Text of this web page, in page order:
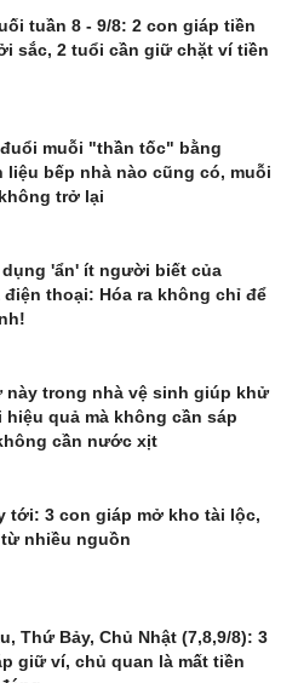
tuần 8 - 9/8: 2 con giáp tiền
sắc, 2 tuổi cần giữ chặt ví tiền
muỗi "thần tốc" bằng
liệu bếp nhà nào cũng có, muỗi
trở lại
'ẩn' ít người biết của
điện thoại: Hóa ra không chỉ để
này trong nhà vệ sinh giúp khử
hiệu quả mà không cần sáp
cần nước xịt
tới: 3 con giáp mở kho tài lộc,
nhiều nguồn
Thứ Bảy, Chủ Nhật (7,8,9/8): 3
giữ ví, chủ quan là mất tiền